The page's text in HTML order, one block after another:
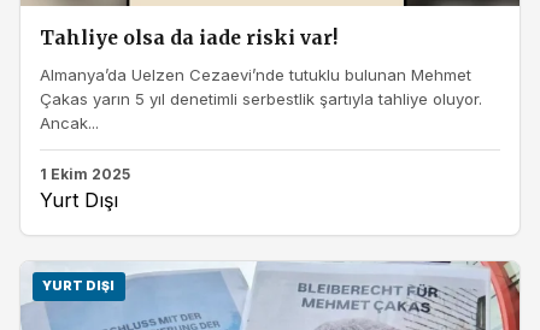
Tahliye olsa da iade riski var!
Almanya’da Uelzen Cezaevi’nde tutuklu bulunan Mehmet
Çakas yarın 5 yıl denetimli serbestlik şartıyla tahliye oluyor.
Ancak...
1 Ekim 2025
Yurt Dışı
YURT DIŞI